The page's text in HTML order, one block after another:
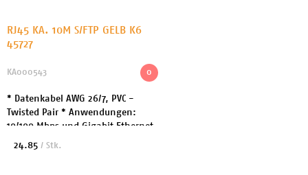
RJ45 KA. 10M S/FTP GELB K6
45727
0
KA000543
* Datenkabel AWG 26/7, PVC -
Twisted Pair * Anwendungen:
10/100 Mbps und Gigabit Ethernet
geschirmt inkl. Knickschutz. 2x RJ
24.85 / Stk.